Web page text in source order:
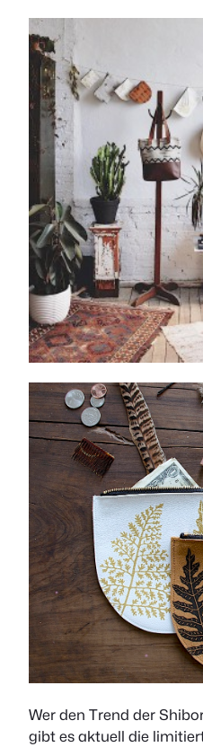
Wer den Trend der
gibt es aktuell die